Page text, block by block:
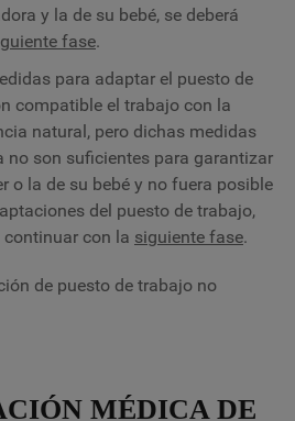
y la de su bebé, se deberá
fase.
para adaptar el puesto de
compatible el trabajo con la
natural, pero dichas medidas
no son suficientes para garantizar
o la de su bebé y no fuera posible
del puesto de trabajo,
con la siguiente fase.
de puesto de trabajo no
MÉDICA DE